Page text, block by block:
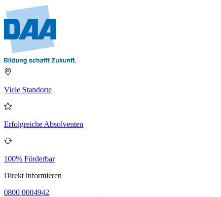
Viele Standorte
Erfolgreiche Absolventen
100% Förderbar
Direkt informieren
0800 0004942